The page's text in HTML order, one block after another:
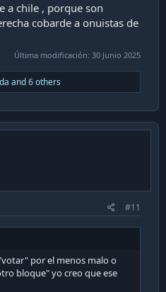
a chile , porque son
cobarde a onuistas de
Última modificación: 30 Junio 2025
and 6 others
#11
por el menos malo o
bloque" yo creo que ese